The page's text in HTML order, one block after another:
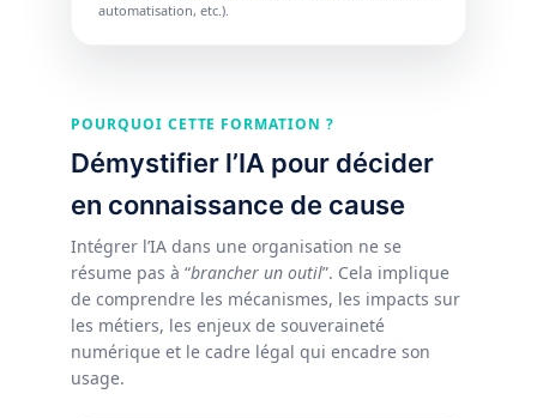
automatisation, etc.).
POURQUOI CETTE FORMATION ?
Démystifier l’IA pour décider
en connaissance de cause
Intégrer l’IA dans une organisation ne se
résume pas à “brancher un outil”. Cela implique
de comprendre les mécanismes, les impacts sur
les métiers, les enjeux de souveraineté
numérique et le cadre légal qui encadre son
usage.